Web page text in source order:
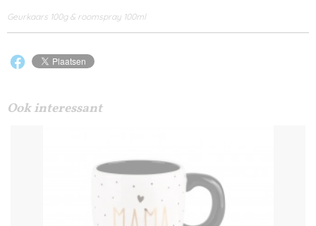
Geurkaars 100g & roomspray 100ml
Ook interessant